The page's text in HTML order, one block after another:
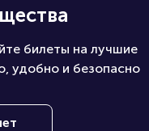
билеты на лучшие
удобно и безопасно